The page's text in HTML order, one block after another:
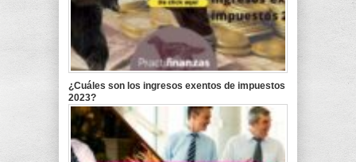
¿Cuáles son los ingresos exentos de impuestos
2023?